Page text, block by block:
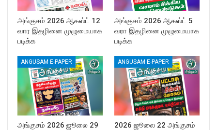
அங்குசம் 2026 ஆகஸ்ட் 12
வார இதழினை முழுமையாக
படிக்க
அங்குசம் 2026 ஆகஸ்ட் 5
வரா இதழினை முழுமையாக
படிக்க
ANGUSAM E-PAPER
அங்குசம் 2026 ஜூலை 29
ANGUSAM E-PAPER
2026 ஜூலை 22 அங்குசம்